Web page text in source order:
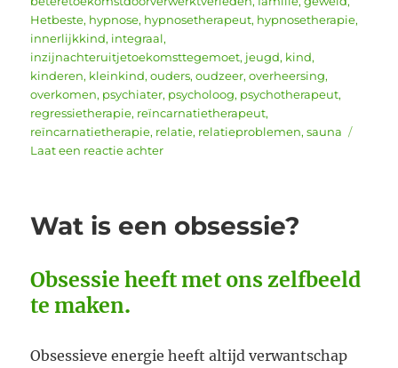
Hetbeste, hypnose, hypnosetherapeut, hypnosetherapie,
innerlijkkind, integraal,
inzijnachteruitjetoekomsttegemoet, jeugd, kind,
kinderen, kleinkind,ouders,oudzeer,overheersing,
overkomen, psychiater, psycholoog, psychotherapeut,
regressietherapie, reïncarnatietherapeut,
reïncarnatietherapie, relatie, relatieproblemen,sauna
Laat een reactie achterop
beste
het
is
Wat is een obsessie?
Obsessie heeft met ons zelfbeeld
te maken.
Obsessieve energie heeft altijd verwantschap